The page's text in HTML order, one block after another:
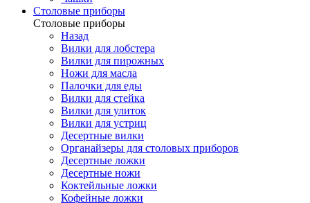
Cтоловые приборы
Cтоловые приборы
Назад
Вилки для лобстера
Вилки для пирожных
Ножи для масла
Палочки для еды
Вилки для стейка
Вилки для улиток
Вилки для устриц
Десертные вилки
Органайзеры для столовых приборов
Десертные ложки
Десертные ножи
Коктейльные ложки
Кофейные ложки